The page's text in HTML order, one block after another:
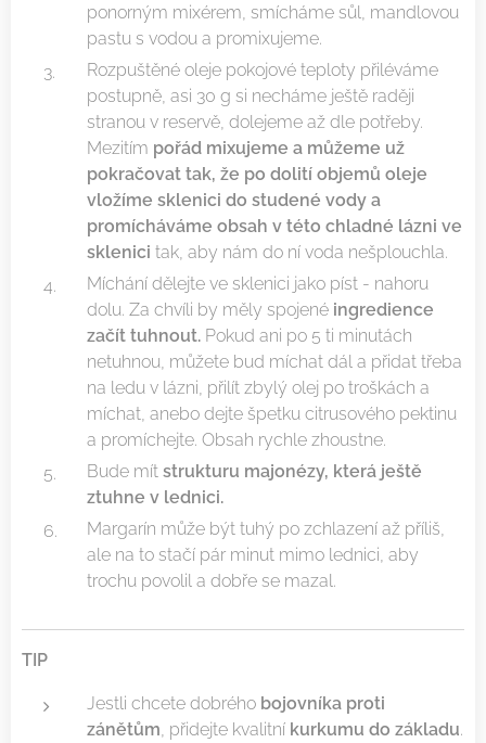
ponorným mixérem, smícháme sůl, mandlovou
pastu s vodou a promixujeme.
Rozpuštěné oleje pokojové teploty přiléváme
postupně, asi 30 g si necháme ještě raději
stranou v reservě, dolejeme až dle potřeby.
Mezitím pořád mixujeme a můžeme už
pokračovat tak, že po dolití objemů oleje
vložíme sklenici do studené vody a
promícháváme obsah v této chladné lázni ve
sklenici tak, aby nám do ní voda nešplouchla.
Míchání dělejte ve sklenici jako píst - nahoru
dolu. Za chvíli by měly spojené ingredience
začít tuhnout. Pokud ani po 5 ti minutách
netuhnou, můžete bud míchat dál a přidat třeba
na ledu v lázni, přilít zbylý olej po troškách a
míchat, anebo dejte špetku citrusového pektinu
a promíchejte. Obsah rychle zhoustne.
Bude mít strukturu majonézy, která ještě
ztuhne v lednici.
Margarín může být tuhý po zchlazení až příliš,
ale na to stačí pár minut mimo lednici, aby
trochu povolil a dobře se mazal.
TIP
Jestli chcete dobrého bojovníka proti
zánětům, přidejte kvalitní kurkumu do základu.